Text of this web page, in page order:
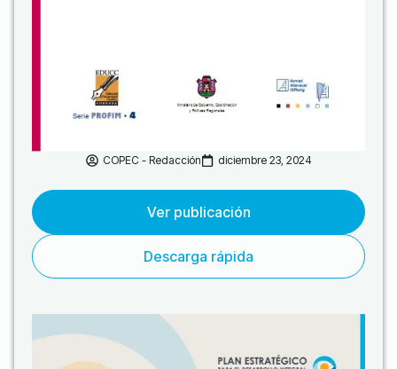
COPEC - Redacción diciembre 23, 2024
Ver publicación
Descarga rápida